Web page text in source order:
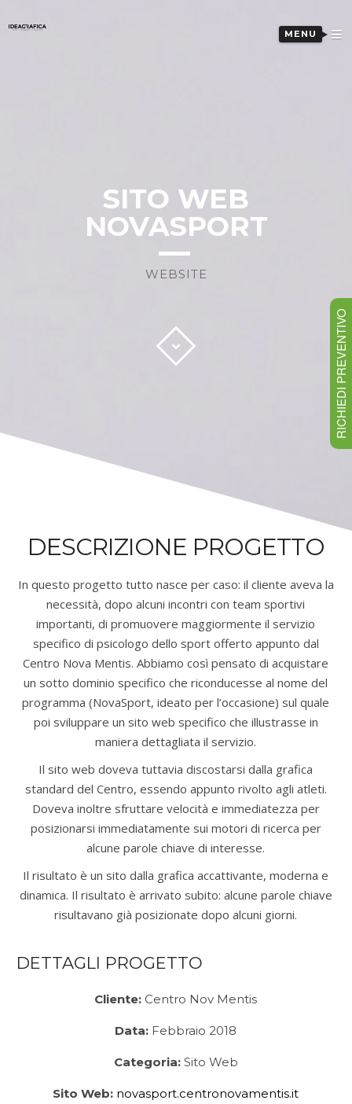
MENU
SITO WEB
NOVASPORT
WEBSITE
DESCRIZIONE PROGETTO
In questo progetto tutto nasce per caso: il cliente aveva la
necessità, dopo alcuni incontri con team sportivi
importanti, di promuovere maggiormente il servizio
specifico di psicologo dello sport offerto appunto dal
Centro Nova Mentis. Abbiamo così pensato di acquistare
un sotto dominio specifico che riconducesse al nome del
programma (NovaSport, ideato per l’occasione) sul quale
poi sviluppare un sito web specifico che illustrasse in
maniera dettagliata il servizio.
Il sito web doveva tuttavia discostarsi dalla grafica
standard del Centro, essendo appunto rivolto agli atleti.
Doveva inoltre sfruttare velocità e immediatezza per
posizionarsi immediatamente sui motori di ricerca per
alcune parole chiave di interesse.
Il risultato è un sito dalla grafica accattivante, moderna e
dinamica. Il risultato è arrivato subito: alcune parole chiave
risultavano già posizionate dopo alcuni giorni.
DETTAGLI PROGETTO
Cliente: Centro Nov Mentis
Data: Febbraio 2018
Categoria:Sito Web
Sito Web: novasport.centronovamentis.it
RICHIEDI PREVENTIVO